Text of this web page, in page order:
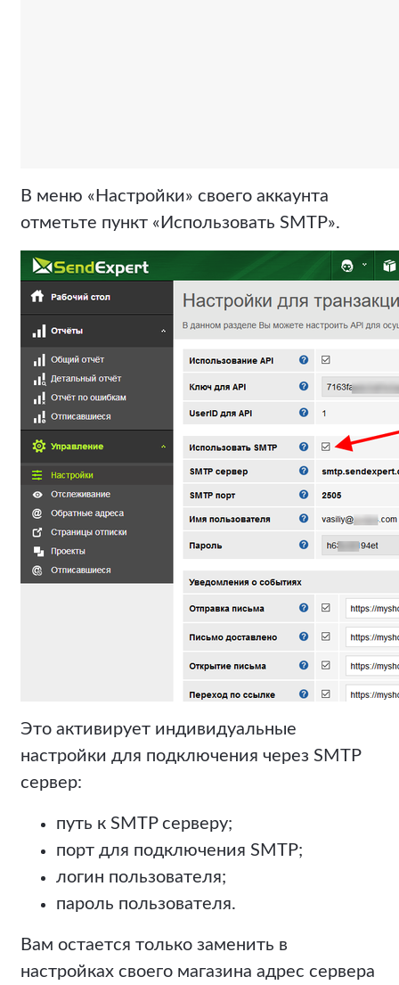
В меню «Настройки» своего аккаунта
отметьте пункт «Использовать SMTP».
Это активирует индивидуальные
настройки для подключения через SMTP
сервер:
путь к SMTP серверу;
порт для подключения SMTP;
логин пользователя;
пароль пользователя.
Вам остается только заменить в
настройках своего магазина адрес сервера